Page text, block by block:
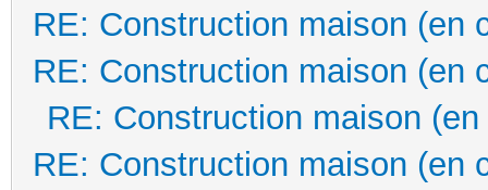
RE: Construction maison (en
RE: Construction maison (en
RE: Construction maison
RE: Construction maison (en